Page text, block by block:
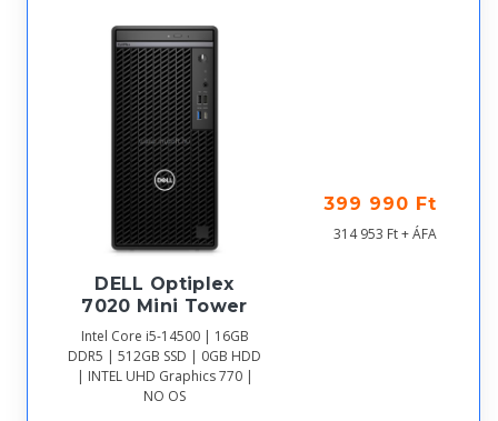
DELL Optiplex
7020 Mini Tower
Intel Core i5-14500 | 16GB
DDR5 | 512GB SSD | 0GB HDD
| INTEL UHD Graphics 770 |
NO OS
399 990 Ft
314 953 Ft + ÁFA